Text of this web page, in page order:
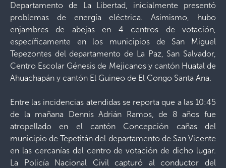
Departamento de La Libertad, inicialmente presentó
problemas de energía eléctrica. Asimismo, hubo
enjambres de abejas en 4 centros de votación,
específicamente en los municipios de San Miguel
Tepezontes del departamento de La Paz, San Salvador,
Centro Escolar Génesis de Mejicanos y cantón Huatal de
Ahuachapán y cantón El Guineo de El Congo Santa Ana.
Entre las incidencias atendidas se reporta que a las 10:45
de la mañana Dennis Adrián Ramos, de 8 años fue
atropellado en el cantón Concepción cañas del
municipio de Tepetitán del departamento de San Vicente
en las cercanías del centro de votación de dicho lugar.
La Policía Nacional Civil capturó al conductor del